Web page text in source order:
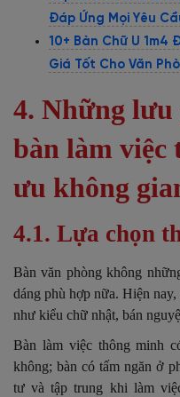
Đáp Ứng Mọi Yêu
10+ Bàn Chữ U 1m4
Giá Tốt Cho Văn
4. Những lưu
bàn làm việc
ưu không
4.1. Lựa chọn
Bàn văn phòng không
dáng phù hợp nữa. Hiện
như kiểu chữ nhật, bán
Bàn làm việc thông minh
không; bàn có tấm ngăn ở
tư và tập trung khi làm